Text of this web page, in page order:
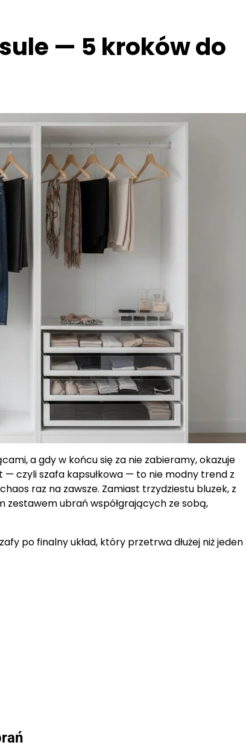
— 5 kroków do
a gdy w końcu się za nie zabieramy, okazuje
— czyli szafa kapsułkowa — to nie modny trend z
raz na zawsze. Zamiast trzydziestu bluzek, z
zestawem ubrań współgrających ze sobą,
po finalny układ, który przetrwa dłużej niż jeden